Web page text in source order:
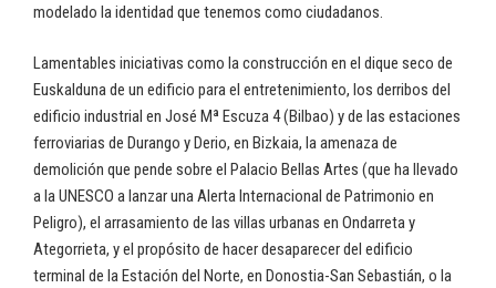
modelado la identidad que tenemos como ciudadanos.
Lamentables iniciativas como la construcción en el dique seco de
Euskalduna de un edificio para el entretenimiento, los derribos del
edificio industrial en José Mª Escuza 4 (Bilbao) y de las estaciones
ferroviarias de Durango y Derio, en Bizkaia, la amenaza de
demolición que pende sobre el Palacio Bellas Artes (que ha llevado
a la UNESCO a lanzar una Alerta Internacional de Patrimonio en
Peligro), el arrasamiento de las villas urbanas en Ondarreta y
Ategorrieta, y el propósito de hacer desaparecer del edificio
terminal de la Estación del Norte, en Donostia-San Sebastián, o la